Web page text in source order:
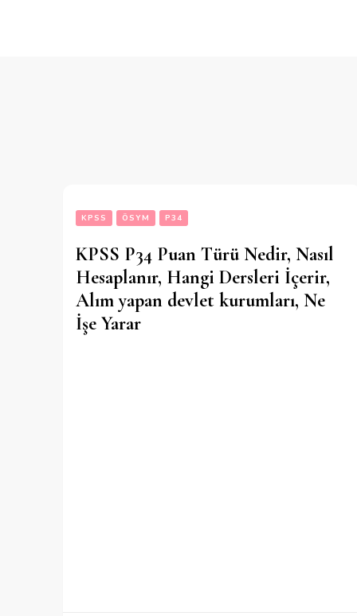
KPSS ÖSYM P34
KPSS P34 Puan Türü Nedir, Nasıl
Hesaplanır, Hangi Dersleri İçerir,
Alım yapan devlet kurumları, Ne
İşe Yarar